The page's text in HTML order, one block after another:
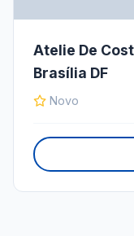
Atelie De
Brasília DF
Novo